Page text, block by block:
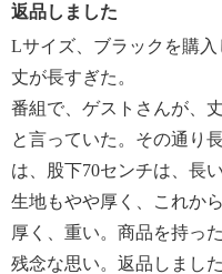
返品しました
Lサイズ、ブラックを購入
丈が長すぎた。
番組で、ゲストさんが、
と言っていた。その通り
は、股下70センチは、長い
生地もやや厚く、これか
厚く、重い。商品を持っ
残念な思い。返品しました